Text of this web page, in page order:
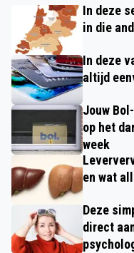
In deze
in die
In deze
altijd
Jouw
op het
week
en wat
Deze
direct